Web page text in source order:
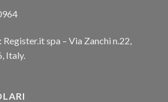
spa – Via Zanchi n.22,
Italy.